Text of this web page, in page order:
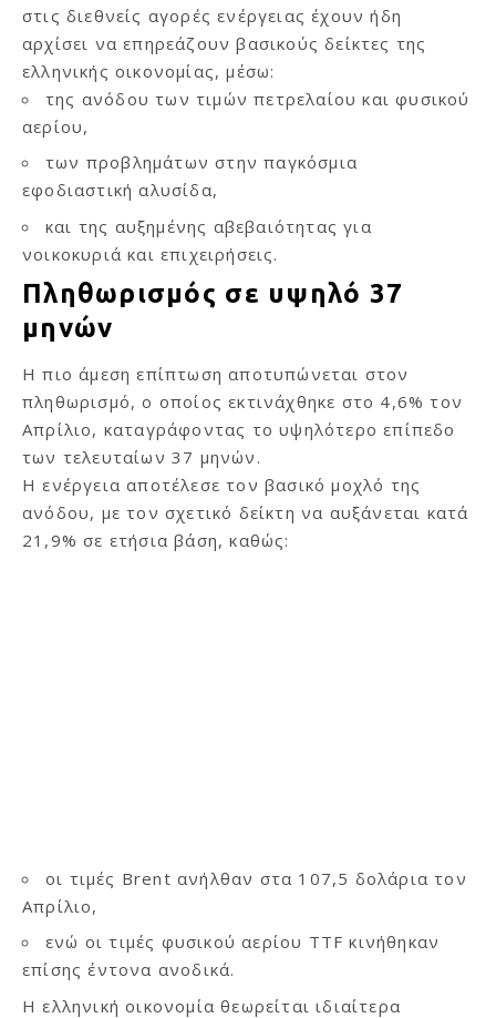
στις διεθνείς αγορές ενέργειας έχουν ήδη
αρχίσει να επηρεάζουν βασικούς δείκτες της
ελληνικής οικονομίας, μέσω:
της ανόδου των τιμών πετρελαίου και φυσικού
αερίου,
των προβλημάτων στην παγκόσμια
εφοδιαστική αλυσίδα,
και της αυξημένης αβεβαιότητας για
νοικοκυριά και επιχειρήσεις.
Πληθωρισμός σε υψηλό 37
μηνών
Η πιο άμεση επίπτωση αποτυπώνεται στον
πληθωρισμό, ο οποίος εκτινάχθηκε στο 4,6% τον
Απρίλιο, καταγράφοντας το υψηλότερο επίπεδο
των τελευταίων 37 μηνών.
Η ενέργεια αποτέλεσε τον βασικό μοχλό της
ανόδου, με τον σχετικό δείκτη να αυξάνεται κατά
21,9% σε ετήσια βάση, καθώς:
οι τιμές Brent ανήλθαν στα 107,5 δολάρια τον
Απρίλιο,
ενώ οι τιμές φυσικού αερίου TTF κινήθηκαν
επίσης έντονα ανοδικά.
Η ελληνική οικονομία θεωρείται ιδιαίτερα